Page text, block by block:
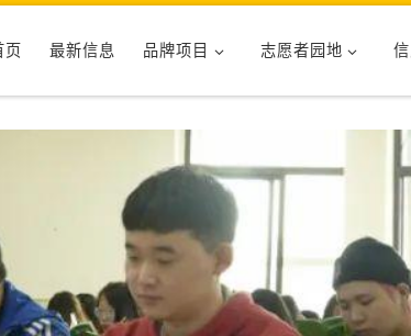
页 最新信息 品牌项目 志愿者园地